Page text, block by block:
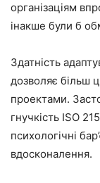
організаціям
інакше були б
Здатність
дозволяє більш
проектами.
гнучкість ISO
психологічні
вдосконалення.